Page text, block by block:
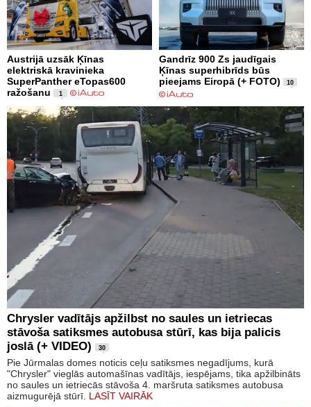
Austrijā uzsāk Ķīnas
elektriskā kravinieka
SuperPanther eTopas600
ražošanu
1
Gandrīz 900 Zs jaudīgais
Ķīnas superhibrīds būs
pieejams Eiropā (+ FOTO)
10
Chrysler vadītājs apžilbst no saules un ietriecas
stāvoša satiksmes autobusa stūrī, kas bija palicis
joslā (+ VIDEO)
30
Pie Jūrmalas domes noticis ceļu satiksmes negadījums, kurā
"Chrysler" vieglās automašīnas vadītājs, iespējams, tika apžilbināts
no saules un ietriecās stāvoša 4. maršruta satiksmes autobusa
aizmugurējā stūrī. LASĪT VAIRĀK